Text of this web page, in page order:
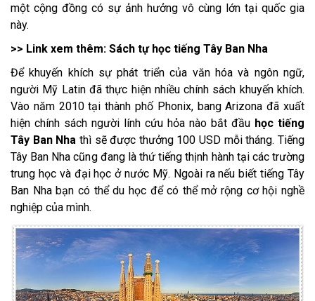
một cộng đồng có sự ảnh hưởng vô cùng lớn tại quốc gia
này.
>> Link xem thêm: Sách tự học tiếng Tây Ban Nha
Để khuyến khích sự phát triển của văn hóa và ngôn ngữ,
người Mỹ Latin đã thực hiện nhiều chính sách khuyến khích.
Vào năm 2010 tại thành phố Phonix, bang Arizona đã xuất
hiện chính sách người lính cứu hỏa nào bắt đầu học tiếng
Tây Ban Nha thì sẽ được thưởng 100 USD mỗi tháng. Tiếng
Tây Ban Nha cũng đang là thứ tiếng thịnh hành tại các trường
trung học và đại học ở nước Mỹ. Ngoài ra nếu biết tiếng Tây
Ban Nha bạn có thể du học để có thể mở rộng cơ hội nghề
nghiệp của mình.